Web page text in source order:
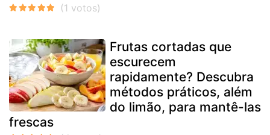
Frutas cortadas que
escurecem
rapidamente? Descubra
métodos práticos, além
do limão, para mantê-las
frescas